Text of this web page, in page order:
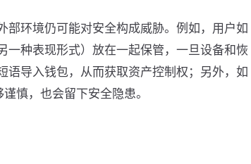
部环境仍可能对安全构成威胁。例如，用户如
一种表现形式）放在一起保管，一旦设备和恢
语导入钱包，从而获取资产控制权；另外，如
慎，也会留下安全隐患。